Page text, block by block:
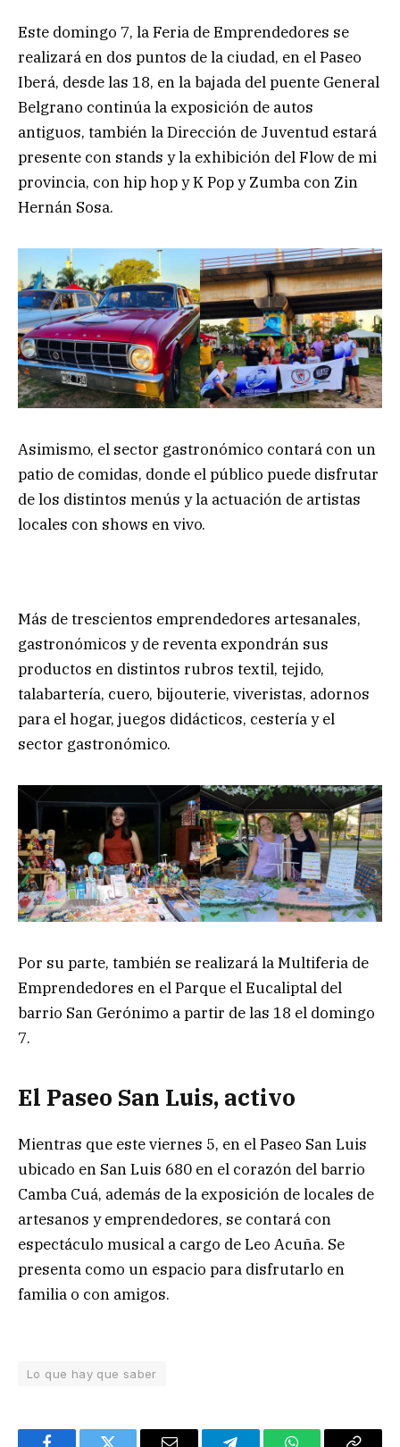
Este domingo 7, la Feria de Emprendedores se
realizará en dos puntos de la ciudad, en el Paseo
Iberá, desde las 18, en la bajada del puente General
Belgrano continúa la exposición de autos
antiguos, también la Dirección de Juventud estará
presente con stands y la exhibición del Flow de mi
provincia, con hip hop y K Pop y Zumba con Zin
Hernán Sosa.
Asimismo, el sector gastronómico contará con un
patio de comidas, donde el público puede disfrutar
de los distintos menús y la actuación de artistas
locales con shows en vivo.
Más de trescientos emprendedores artesanales,
gastronómicos y de reventa expondrán sus
productos en distintos rubros textil, tejido,
talabartería, cuero, bijouterie, viveristas, adornos
para el hogar, juegos didácticos, cestería y el
sector gastronómico.
Por su parte, también se realizará la Multiferia de
Emprendedores en el Parque el Eucaliptal del
barrio San Gerónimo a partir de las 18 el domingo
7.
El Paseo San Luis, activo
Mientras que este viernes 5, en el Paseo San Luis
ubicado en San Luis 680 en el corazón del barrio
Camba Cuá, además de la exposición de locales de
artesanos y emprendedores, se contará con
espectáculo musical a cargo de Leo Acuña. Se
presenta como un espacio para disfrutarlo en
familia o con amigos.
Lo que hay que saber